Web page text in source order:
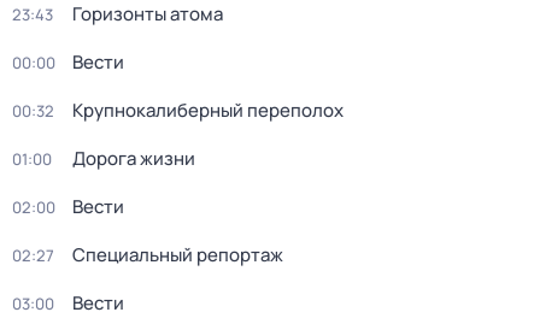
23:43 Горизонты атома
00:00 Вести
00:32 Крупнокалиберный переполох
01:00 Дорога жизни
02:00 Вести
02:27 Специальный репортаж
03:00 Вести